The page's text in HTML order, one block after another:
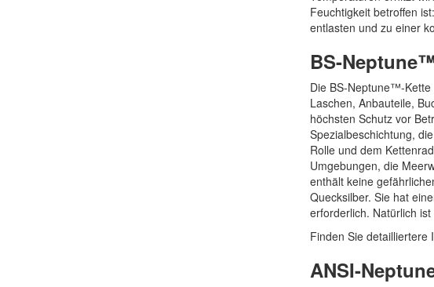
Feuchtigkeit betroffen
entlasten und zu einer
BS-
Die BS-Neptune™-Kette
Laschen, Anbauteile,
höchsten Schutz vor
Spezialbeschichtung,
Rolle und dem
Umgebungen, die
enthält keine
Quecksilber. Sie hat
erforderlich. Natürlich
Finden Sie detailliertere
ANSI-